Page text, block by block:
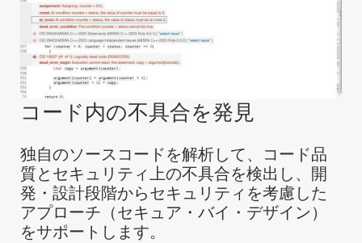
コード内の不具合を発見
独自のソースコードを解析して、コード品
質とセキュリティ上の不具合を検出し、開
発・設計段階からセキュリティを考慮した
アプローチ（セキュア・バイ・デザイン）
をサポートします。